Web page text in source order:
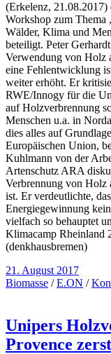
(Erkelenz, 21.08.2017)
Workshop zum Thema
Wälder, Klima und
beteiligt. Peter
Verwendung von Holz
eine Fehlentwicklung
weiter erhöht. Er
RWE/Innogy für die
auf Holzverbrennung
Menschen u.a. in
dies alles auf
Europäischen Union,
Kuhlmann von der
Artenschutz ARA
Verbrennung von Holz
ist. Er verdeutlichte,
Energiegewinnung
vielfach so behauptet
Klimacamp Rheinland
(denkhausbremen)
21. August 2017
Biomasse /E.ON /
Unipers
Provence